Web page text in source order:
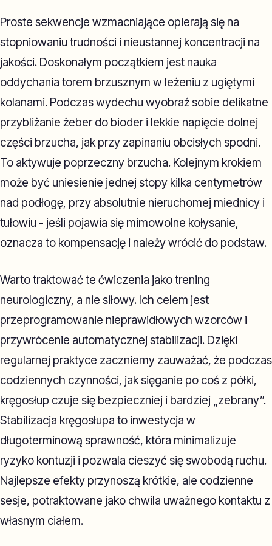
Proste sekwencje wzmacniające opierają się na
stopniowaniu trudności i nieustannej koncentracji na
jakości. Doskonałym początkiem jest nauka
oddychania torem brzusznym w leżeniu z ugiętymi
kolanami. Podczas wydechu wyobraź sobie delikatne
przybliżanie żeber do bioder i lekkie napięcie dolnej
części brzucha, jak przy zapinaniu obcisłych spodni.
To aktywuje poprzeczny brzucha. Kolejnym krokiem
może być uniesienie jednej stopy kilka centymetrów
nad podłogę, przy absolutnie nieruchomej miednicy i
tułowiu - jeśli pojawia się mimowolne kołysanie,
oznacza to kompensację i należy wrócić do podstaw.
Warto traktować te ćwiczenia jako trening
neurologiczny, a nie siłowy. Ich celem jest
przeprogramowanie nieprawidłowych wzorców i
przywrócenie automatycznej stabilizacji. Dzięki
regularnej praktyce zaczniemy zauważać, że podczas
codziennych czynności, jak sięganie po coś z półki,
kręgosłup czuje się bezpieczniej i bardziej „zebrany”.
Stabilizacja kręgosłupa to inwestycja w
długoterminową sprawność, która minimalizuje
ryzyko kontuzji i pozwala cieszyć się swobodą ruchu.
Najlepsze efekty przynoszą krótkie, ale codzienne
sesje, potraktowane jako chwila uważnego kontaktu z
własnym ciałem.